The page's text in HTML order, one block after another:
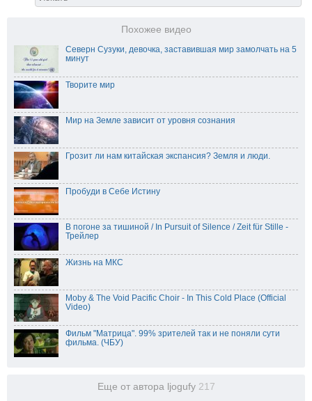
Похожее видео
Северн Сузуки, девочка, заставившая мир замолчать на 5
минут
Творите мир
Мир на Земле зависит от уровня сознания
Грозит ли нам китайская экспансия? Земля и люди.
Пробуди в Себе Истину
В погоне за тишиной / In Pursuit of Silence / Zeit für Stille -
Трейлер
Жизнь на МКС
Moby & The Void Pacific Choir - In This Cold Place (Official
Video)
Фильм "Матрица". 99% зрителей так и не поняли сути
фильма. (ЧБУ)
Еще от автора ljogufy 217